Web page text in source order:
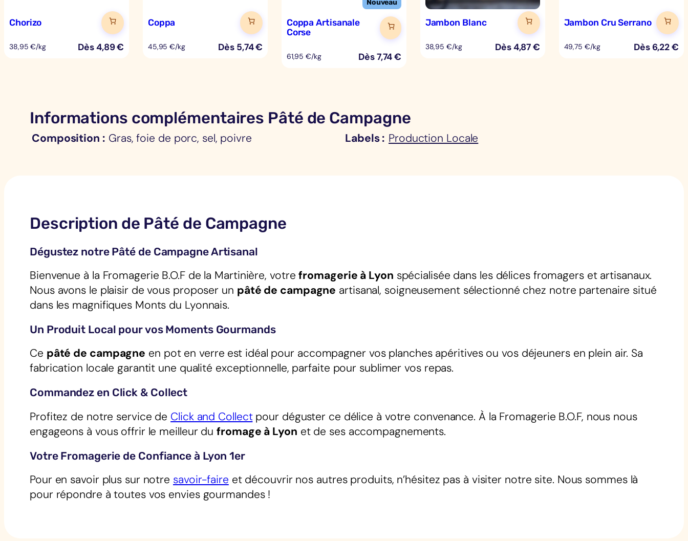
d
e
C
g
n
Chorizo
38,95 €/kg Dès4,89€
Coppa
45,95 €/kg Dès 5,74€
Coppa Artisanale
Corse
61,95 €/kg Dès7,74€
Jambon Blanc
38,95 €/kg Dès4,87€
Jambon Cru Serrano
49,75 €/kg Dès 6,22€
Informations complémentaires Pâté de Campagne
Composition Gras, foie de porc, sel, poivre Labels Production Locale
Description de Pâté de Campagne
Dégustez notre Pâté de Campagne Artisanal
Bienvenue à la Fromagerie B.O.F de la Martinière, votrefromagerie à Lyon spécialisée dans les délices fromagers et artisanaux.
Nous avons le plaisir de vous proposer un pâté de campagne artisanal, soigneusement sélectionné chez notre partenaire situé
dans les magnifiques Monts du Lyonnais.
Un Produit Local pour vos Moments Gourmands
Ce pâté de campagne en pot en verre est idéal pour accompagner vos planches apéritives ou vos déjeuners en plein air. Sa
fabrication locale garantit une qualité exceptionnelle, parfaite pour sublimer vos repas.
Commandez en Click & Collect
Profitez de notre service de Click and Collectpour déguster ce délice à votre convenance. À la Fromagerie B.O.F, nous nous
engageons à vous offrir le meilleur dufromage à Lyon et de ses accompagnements.
Votre Fromagerie de Confiance à Lyon 1er
Pour en savoir plus sur notre savoir-faire et découvrir nos autres produits, n’hésitez pas à visiter notre site. Nous sommes là
pour répondre à toutes vos envies gourmandes !